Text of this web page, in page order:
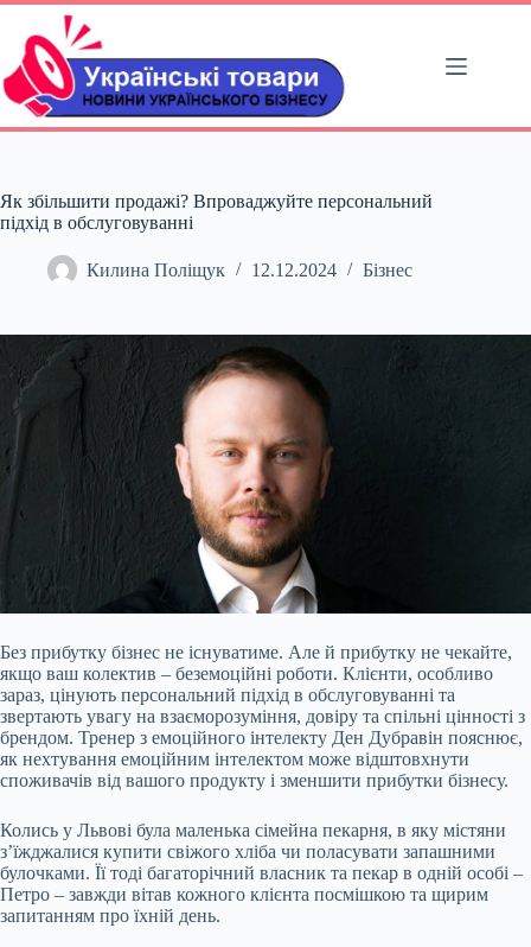
Перейти
вмісту
Як збільшити продажі? Впроваджуйте персональний
підхід в обслуговуванні
Килина Поліщук 12.12.2024 Бізнес
Без прибутку бізнес не існуватиме. Але й прибутку не чекайте,
якщо ваш колектив – беземоційні роботи. Клієнти, особливо
зараз, цінують персональний підхід в обслуговуванні та
звертають увагу на взаєморозуміння, довіру та спільні цінності з
брендом. Тренер з емоційного інтелекту Ден Дубравін пояснює,
як нехтування емоційним інтелектом може відштовхнути
споживачів від вашого продукту і зменшити прибутки бізнесу.
Колись у Львові була маленька сімейна пекарня, в яку містяни
зʼїжджалися купити свіжого хліба чи поласувати запашними
булочками. Її тоді багаторічний власник та пекар в одній особі –
Петро – завжди вітав кожного клієнта посмішкою та щирим
запитанням про їхній день.